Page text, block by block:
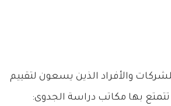
والأفراد الذين يسعون لتقييم
بها مكاتب دراسة الجدوى: